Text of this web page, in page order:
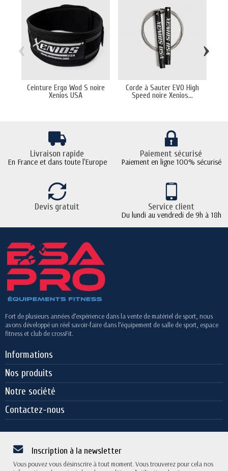
Ceinture Ergo Wod S noire
Xenios USA
Corde à Sauter EVO High
Speed noire Xenios...
‹ ›
Livraison rapide
En France et dans toute l'Europe
Paiement sécurisé
Paiement en ligne 100% sécurisé
Devis gratuit Service client
Du lundi au vendredi de 9h à 18h
Fort de plusieurs années d’expérience dans la vente de matériel de sport, nous
avons développé un réel savoir-faire dans l’équipement de salle de sport, espace
fitness et club de crossFit.
Informations
Nos produits
Notre société
Contactez-nous
Inscription à la newsletter
Vous pouvez vous désinscrire à tout moment. Vous trouverez pour cela nos